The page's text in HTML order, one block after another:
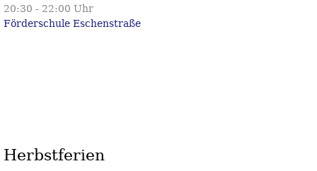
20:30 - 22:00 Uhr
Förderschule Eschenstraße
Herbstferien